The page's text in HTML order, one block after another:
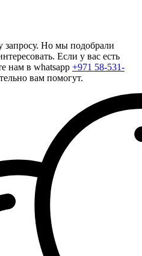
запросу. Но мы подобрали
Если у вас есть
нам в whatsapp +971 58-531-
вам помогут.